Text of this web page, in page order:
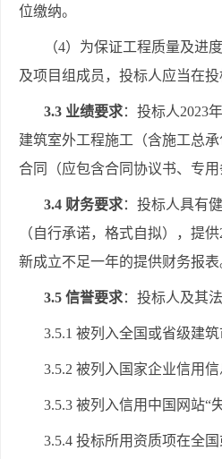
位缴纳。
（4）为保证工程质量及进
及项目组成员，投标人应当在
3.3 业绩要求：投标人2023
建筑室外工程施工（含施工总
合同（应包含合同协议书、专用
3.4 财务要求：投标人具有
（自行承诺，格式自拟），提供
新成立不足一年的提供财务报表
3.5 信誉要求：投标人及其
3.5.1 被列入全国或省级建
3.5.2 被列入 国家企业信用
3.5.3 被列入信用中国网站“
3.5.4 投标所用资质项在全